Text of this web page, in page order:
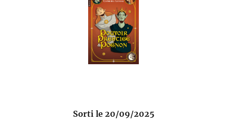
Sorti le 20/09/2025